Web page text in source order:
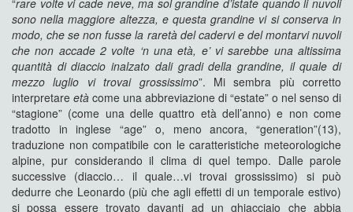
“rare volte vi cade neve, ma sol grandine d’istate quando li nuvoli
sono nellamaggiore altezza, e questa grandine vi si conserva in
modo, che senon fusse la raretà del cadervi e del montarvi nuvoli
che non accade 2 volte ‘n una età, e’ vi sarebbe una altissima
quantità di diaccioinalzato dali gradi della grandine, il quale di
mezzo luglio vitrovai grossissimo”. Mi sembra più corretto
interpretare età come una abbreviazione di “estate” o nel senso di
“stagione” (come una delle quattro età dell’anno) e non come
tradotto in inglese “age” o, meno ancora, “generation”(13),
traduzione non compatibile con le caratteristiche meteorologiche
alpine, pur considerando il clima di quel tempo. Dalle parole
successive (diaccio… il quale…vi trovai grossissimo) si può
dedurre che Leonardo (più che agli effetti di un temporale estivo)
si possa essere trovato davanti ad un ghiacciaio che abbia